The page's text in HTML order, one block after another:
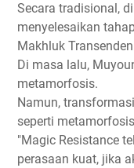
Secara tradisional,
menyelesaikan
Makhluk
Di masa lalu,
metamorfosis.
Namun,
seperti
"Magic Resistance
perasaan kuat, jika